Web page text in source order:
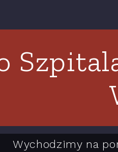
Wychodzimy na